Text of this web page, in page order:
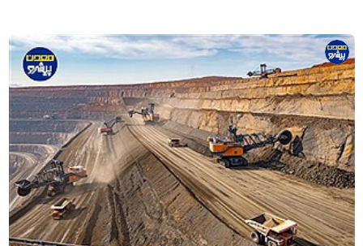
پایگاه
اطلاع
رسانی
معدن
پیشرو